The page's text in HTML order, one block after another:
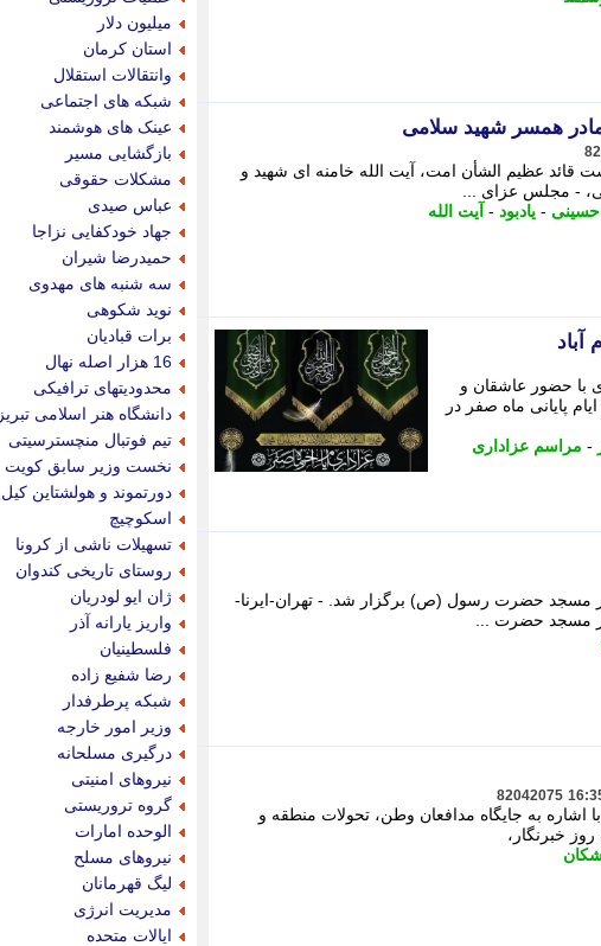
مادر همسر شهید سلامی
قائد عظیم الشأن امت، آیت الله خامنه ای شهید و
- مجلس عزای ...
حسینی - یادبود - آیت الله
با حضور عاشقان و
پایانی ماه صفر در
- مراسم عزاداری
در مسجد حضرت رسول (ص) برگزار شد. - تهران-ایرنا-
در مسجد حضرت ...
82042075
اشاره به جایگاه مدافعان وطن، تحولات منطقه و
خبرنگار،
میلیون دلار
استان کرمان
وانتقالات استقلال
شبکه های اجتماعی
عینک های هوشمند
بازگشایی مسیر
مشکلات حقوقی
عباس صیدی
جهاد خودکفایی نزاجا
حمیدرضا شیران
سه شنبه های مهدوی
نوید شکوهی
برات قبادیان
16 هزار اصله نهال
محدودیتهای ترافیکی
دانشگاه هنر اسلامی تبریز
تیم فوتبال منچسترسیتی
نخست وزیر سابق کویت
دورتموند و هولشتاین کیل
اسکوچیچ
تسهیلات ناشی از کرونا
روستای تاریخی کندوان
ژان ایو لودریان
واریز یارانه آذر
فلسطینیان
رضا شفیع زاده
شبکه پرطرفدار
وزیر امور خارجه
درگیری مسلحانه
نیروهای امنیتی
گروه تروریستی
الوحده امارات
نیروهای مسلح
لیگ قهرمانان
مدیریت انرژی
ایالات متحده